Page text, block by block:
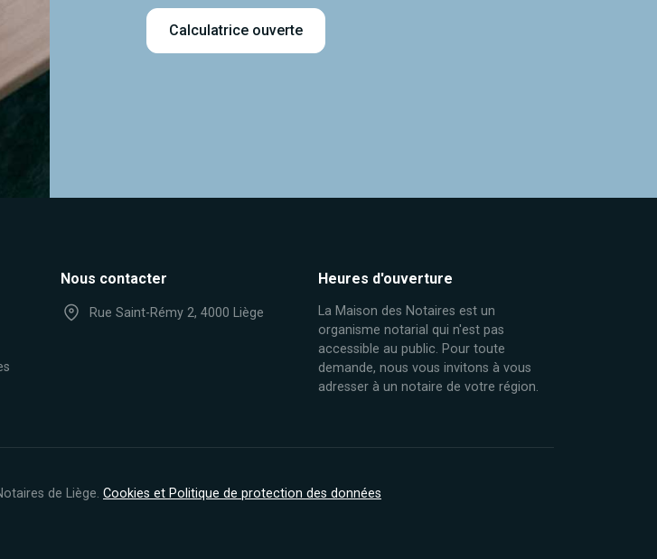
Calculatrice ouverte
Nous contacter
Rue Saint-Rémy 2, 4000 Liège
Heures d'ouverture
La Maison des Notaires est un
organisme notarial qui n'est pas
accessible au public. Pour toute
demande, nous vous invitons à vous
adresser à un notaire de votre région.
de Liège. Cookies et Politique de protection des données